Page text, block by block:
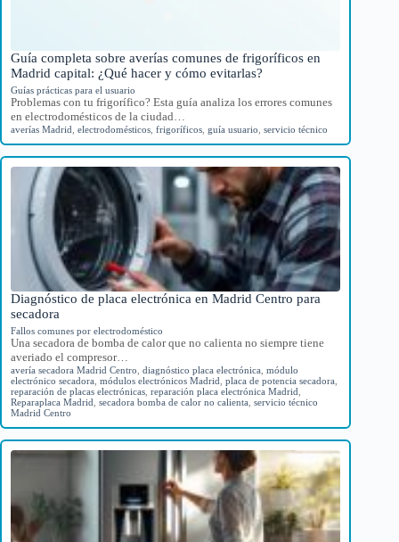
Guía completa sobre averías comunes de frigoríficos en
Madrid capital: ¿Qué hacer y cómo evitarlas?
Guías prácticas para el usuario
Problemas con tu frigorífico? Esta guía analiza los errores comunes
en electrodomésticos de la ciudad…
averías Madrid electrodomésticos frigoríficos guía usuario servicio técnico
Diagnóstico de placa electrónica en Madrid Centro para
secadora
Fallos comunes por electrodoméstico
Una secadora de bomba de calor que no calienta no siempre tiene
averiado el compresor…
avería secadora Madrid Centro diagnóstico placa electrónica módulo
electrónico secadora módulos electrónicos Madrid placa de potencia secadora
reparación de placas electrónicas reparación placa electrónica Madrid
Reparaplaca Madrid secadora bomba de calor no calienta servicio técnico
Madrid Centro